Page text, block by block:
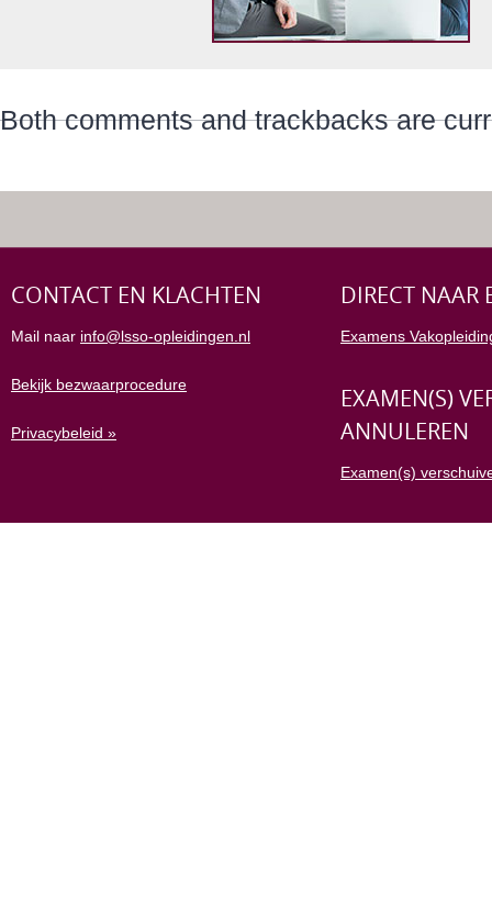
Both comments and trackbacks are
CONTACT EN KLACHTEN
Mail naar info@lsso-opleidingen.nl
Bekijk bezwaarprocedure
Privacybeleid »
DIRECT NAAR
Examens
EXAMEN(S)
ANNULEREN
Examen(s)